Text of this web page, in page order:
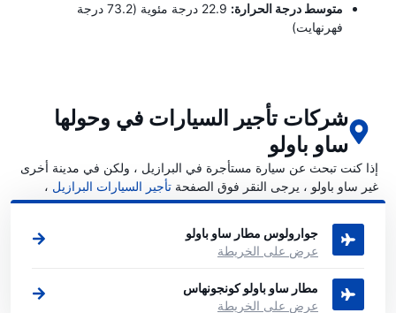
متوسط ​​درجة الحرارة:
22.9 درجة مئوية (73.2 درجة
فهرنهايت)
شركات تأجير السيارات في وحولها
ساو باولو
إذا كنت تبحث عن سيارة مستأجرة في البرازيل ، ولكن في مدينة أخرى
غير ساو باولو ، يرجى النقر فوق الصفحة تأجير السيارات البرازيل ،
حيث يمكنك اختيار المدينة التي تريد استئجار سيارة فيها البرازيل.
جوارولوس مطار ساو باولو
عرض على الخريطة
مطار ساو باولو كونجونهاس
عرض على الخريطة